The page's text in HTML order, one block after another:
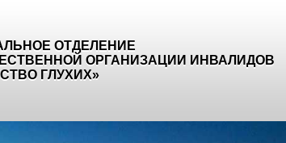
ОТДЕЛЕНИЕ
ОРГАНИЗАЦИИ ИНВАЛИДОВ
ГЛУХИХ»